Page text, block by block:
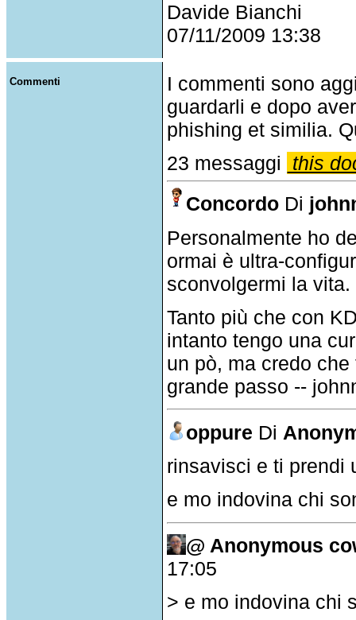
Davide Bianchi
07/11/2009 13:38
Commenti
I commenti sono
guardarli e dopo
phishing et similia.
23 messaggi
this
Concordo Di
Personalmente ho
ormai è ultra-
sconvolgermi la vita.
Tanto più che con
intanto tengo una
un pò, ma credo
grande passo --
oppure Di
rinsavisci e ti prendi
e mo indovina chi
@ Anonymous
17:05
> e mo indovina chi